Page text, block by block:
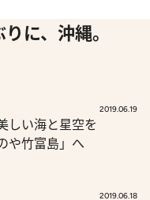
に、沖縄。
2019.06.19
しい海と星空を
や竹富島」へ
2019.06.18